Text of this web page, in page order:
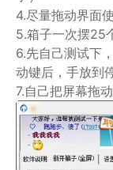
4.尽量拖动界面
5.箱子一次摆25
6.先自己测试下
动键后，手放到
7.自己把屏幕拖